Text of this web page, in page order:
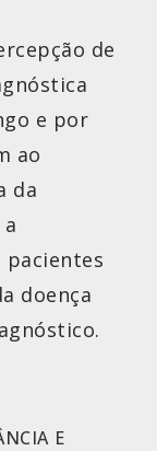
de
e por
ao
da
pacientes
doença
E